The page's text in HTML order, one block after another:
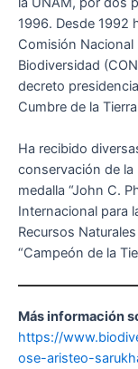
1996. Desde 1992
Comisión
Biodiversidad
decreto
Cumbre de la
Ha recibido
conservación de la
medalla “John C.
Internacional para
Recursos
“Campeón de la
Más información
https://
ose-aristeo-